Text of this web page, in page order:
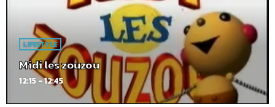
LIFESTYLE
Midi les zouzou
12:15 - 12:45